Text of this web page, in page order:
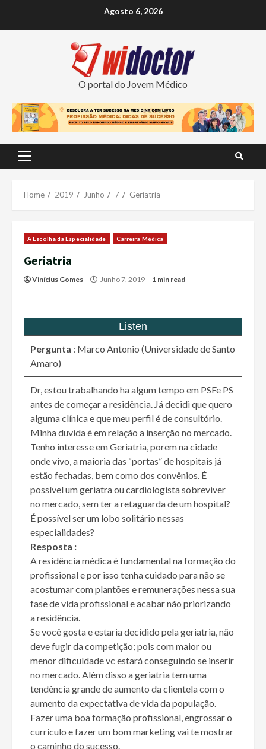
Agosto 6, 2026
O portal do Jovem Médico
Primary
Home 2019 Junho 7 Geriatria
A Escolha da Especialidade Carreira Médica
Geriatria
Vinícius Gomes Junho 7, 2019 1 min read
Pergunta : Marco Antonio (Universidade de Santo
Amaro)
Dr, estou trabalhando ha algum tempo em PSFe PS
antes de começar a residência. Já decidi que quero
alguma clínica e que meu perfil é de consultório.
Minha duvida é em relação a inserção no mercado.
Tenho interesse em Geriatria, porem na cidade
onde vivo, a maioria das “portas” de hospitais já
estão fechadas, bem como dos convênios. É
possível um geriatra ou cardiologista sobreviver
no mercado, sem ter a retaguarda de um hospital?
É possível ser um lobo solitário nessas
especialidades?
Resposta :
A residência médica é fundamental na formação do
profissional e por isso tenha cuidado para não se
acostumar com plantões e remunerações nessa sua
fase de vida profissional e acabar não priorizando
a residência.
Se você gosta e estaria decidido pela geriatria, não
deve fugir da competição; pois com maior ou
menor dificuldade vc estará conseguindo se inserir
no mercado. Além disso a geriatria tem uma
tendência grande de aumento da clientela com o
aumento da expectativa de vida da população.
Fazer uma boa formação profissional, engrossar o
currículo e fazer um bom marketing vai te mostrar
o caminho do sucesso.